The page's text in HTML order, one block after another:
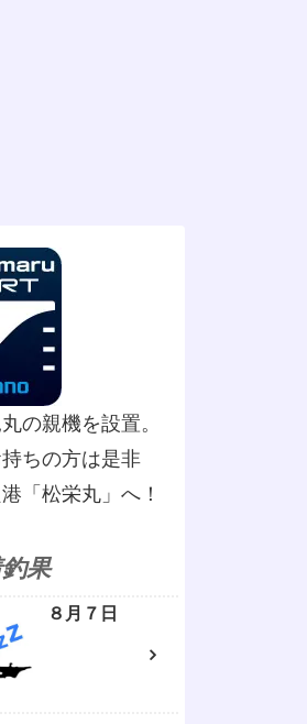
の親機を設置。
ちの方は是非
「松栄丸」へ！
果
８月７日